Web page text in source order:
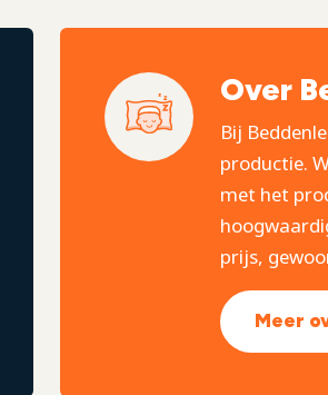
Over
Bij
productie.
met het
prijs,
Meer